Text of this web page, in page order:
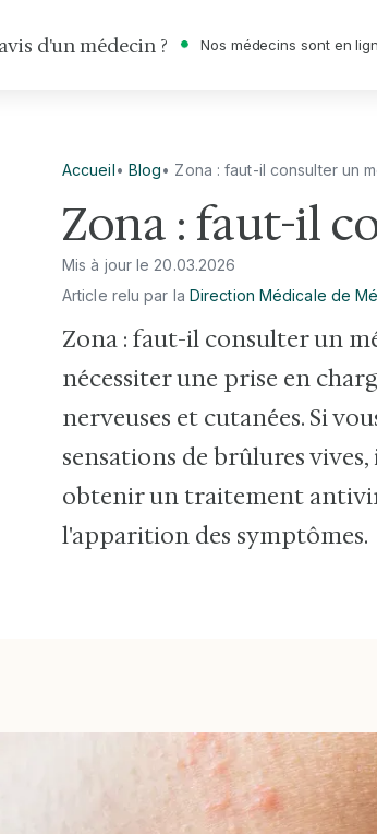
d'un médecin ? Nos médecins sont en
Accueil• Blog• Zona : faut-il consulter un
Zona : faut-il
Mis à jour le 20.03.2026
Article relu par la Direction Médicale de
Zona : faut-il consulter un
nécessiter une prise en
nerveuses et cutanées. Si
sensations de brûlures
obtenir un traitement
l'apparition des symptômes.